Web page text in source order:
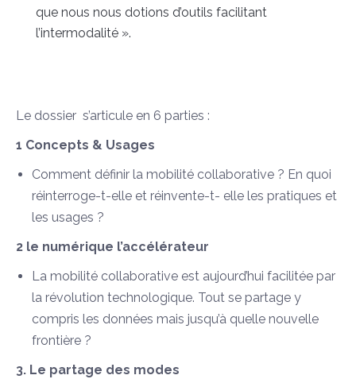
que nous nous dotions d’outils facilitant
l’intermodalité ».
Le dossier s’articule en 6 parties :
1 Concepts & Usages
Comment définir la mobilité collaborative ? En quoi
réinterroge-t-elle et réinvente-t- elle les pratiques et
les usages ?
2 le numérique l’accélérateur
La mobilité collaborative est aujourd’hui facilitée par
la révolution technologique. Tout se partage y
compris les données mais jusqu’à quelle nouvelle
frontière ?
3. Le partage des modes